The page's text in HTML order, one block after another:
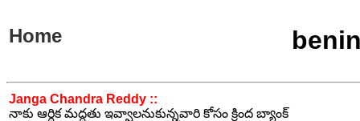
Home
Janga Chandra Reddy ::
నాకు ఆర్ధిక మద్ధతు ఇవ్వాలనుకున్నవారి కోసం క్రింద బ్యాంక్